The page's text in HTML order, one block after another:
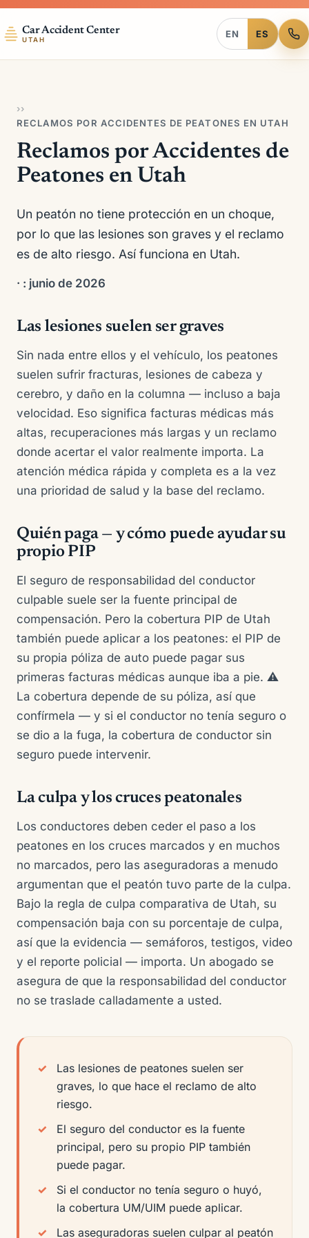
Car Accident Center
UTAH
EN ES
››
RECLAMOS POR ACCIDENTES DE PEATONES EN UTAH
Reclamos por Accidentes de
Peatones en Utah
Un peatón no tiene protección en un choque,
por lo que las lesiones son graves y el reclamo
es de alto riesgo. Así funciona en Utah.
· : junio de 2026
Las lesiones suelen ser graves
Sin nada entre ellos y el vehículo, los peatones
suelen sufrir fracturas, lesiones de cabeza y
cerebro, y daño en la columna — incluso a baja
velocidad. Eso significa facturas médicas más
altas, recuperaciones más largas y un reclamo
donde acertar el valor realmente importa. La
atención médica rápida y completa es a la vez
una prioridad de salud y la base del reclamo.
Quién paga — y cómo puede ayudar su
propio PIP
El seguro de responsabilidad del conductor
culpable suele ser la fuente principal de
compensación. Pero la cobertura PIP de Utah
también puede aplicar a los peatones: el PIP de
su propia póliza de auto puede pagar sus
primeras facturas médicas aunque iba a pie. ⚠
La cobertura depende de su póliza, así que
confírmela — y si el conductor no tenía seguro o
se dio a la fuga, la cobertura de conductor sin
seguro puede intervenir.
La culpa y los cruces peatonales
Los conductores deben ceder el paso a los
peatones en los cruces marcados y en muchos
no marcados, pero las aseguradoras a menudo
argumentan que el peatón tuvo parte de la culpa.
Bajo la regla de culpa comparativa de Utah, su
compensación baja con su porcentaje de culpa,
así que la evidencia — semáforos, testigos, video
y el reporte policial — importa. Un abogado se
asegura de que la responsabilidad del conductor
no se traslade calladamente a usted.
Las lesiones de peatones suelen ser
graves, lo que hace el reclamo de alto
riesgo.
El seguro del conductor es la fuente
principal, pero su propio PIP también
puede pagar.
Si el conductor no tenía seguro o huyó,
la cobertura UM/UIM puede aplicar.
Las aseguradoras suelen culpar al peatón